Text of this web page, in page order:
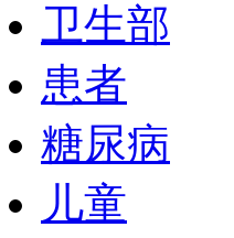
卫生部
患者
糖尿病
儿童